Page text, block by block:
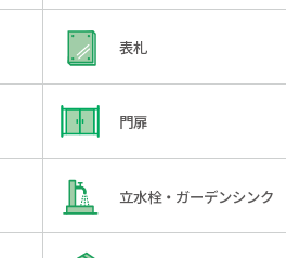
表札
門扉
立水栓・ガーデンシンク